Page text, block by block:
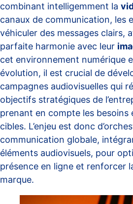
combinant intelligemment la
canaux de communication, les
véhiculer des messages clairs,
parfaite harmonie avec leur
cet environnement numérique
évolution, il est crucial de
campagnes audiovisuelles qui
objectifs stratégiques de
prenant en compte les besoins
cibles. L’enjeu est donc
communication globale,
éléments audiovisuels, pour
présence en ligne et renforcer
marque.